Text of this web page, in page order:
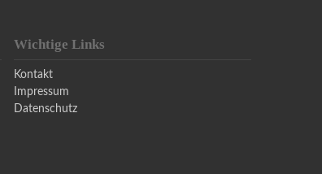
Wichtige Links
Kontakt
Impressum
Datenschutz